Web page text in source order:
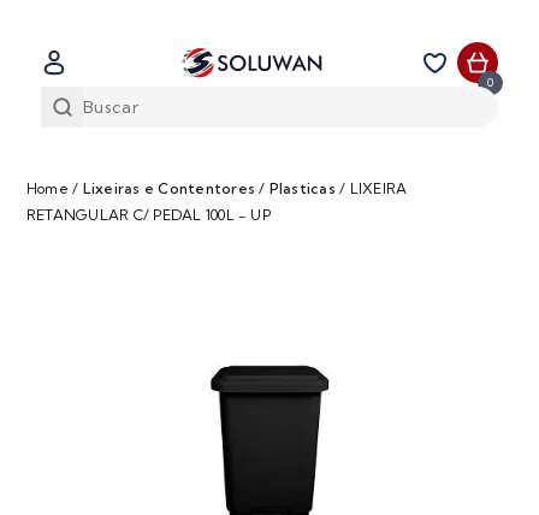
0
Home / Lixeiras e Contentores / Plasticas / LIXEIRA
RETANGULAR C/ PEDAL 100L - UP